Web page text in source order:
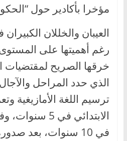
مؤخرا بأكادير حول
العيبان والخللان
رغم أهميتها على المستوى
خرقها الصريح لمقتضيات
الذي حدد المراحل
ترسيم اللغة الأمازيغية
الابتدائي في 5
في 10 سنوات، بعد